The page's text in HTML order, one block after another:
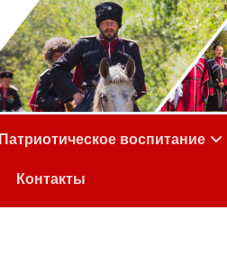
Патриотическое воспитание
Контакты